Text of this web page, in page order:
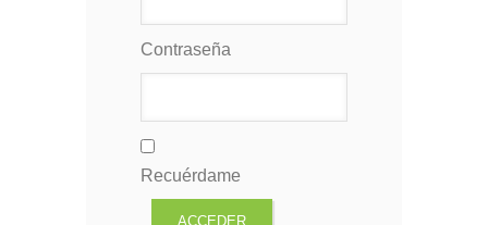
Contraseña
Recuérdame